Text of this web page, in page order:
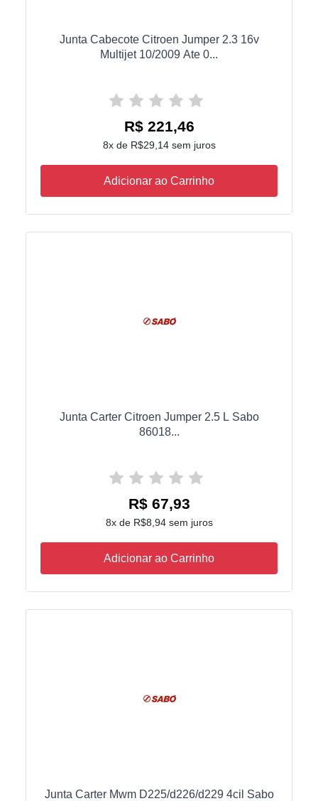
Junta Cabecote Citroen Jumper 2.3 16v
Multijet 10/2009 Ate 0...
R$ 221,46
8x de R$29,14 sem juros
Adicionar ao Carrinho
Junta Carter Citroen Jumper 2.5 L Sabo
86018...
R$ 67,93
8x de R$8,94 sem juros
Adicionar ao Carrinho
Junta Carter Mwm D225/d226/d229 4cil Sabo